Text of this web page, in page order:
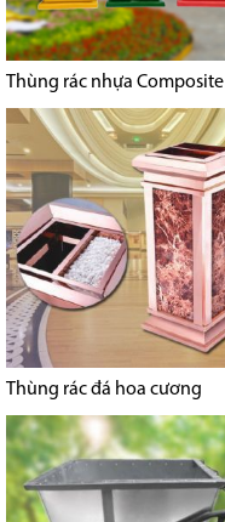
Thùng rác nhựa Composite
Thùng rác đá hoa cương